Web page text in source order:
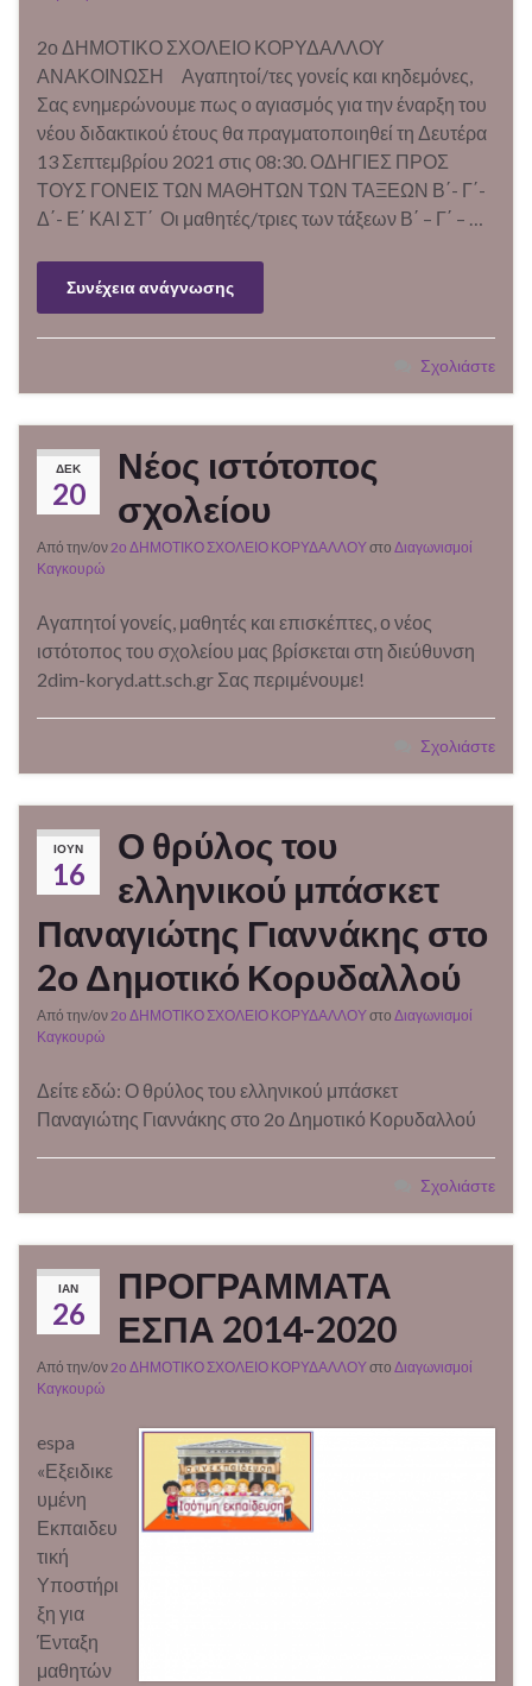
2ο ΔΗΜΟΤΙΚΟ ΣΧΟΛΕΙΟ ΚΟΡΥΔΑΛΛΟΥ
ΑΝΑΚΟΙΝΩΣΗ Αγαπητοί/τες γονείς και κηδεμόνες,
Σας ενημερώνουμε πως ο αγιασμός για την έναρξη του
νέου διδακτικού έτους θα πραγματοποιηθεί τη Δευτέρα
13 Σεπτεμβρίου 2021 στις 08:30. ΟΔΗΓΙΕΣ ΠΡΟΣ
ΤΟΥΣ ΓΟΝΕΙΣ ΤΩΝ ΜΑΘΗΤΩΝ ΤΩΝ ΤΑΞΕΩΝ Β΄- Γ΄-
Δ΄- Ε΄ ΚΑΙ ΣΤ΄ Οι μαθητές/τριες των τάξεων Β΄ – Γ΄ – …
Συνέχεια ανάγνωσης
Σχολιάστε
ΔΕΚ
20
Νέος ιστότοπος
σχολείου
Από την/ον2ο ΔΗΜΟΤΙΚΟ ΣΧΟΛΕΙΟ ΚΟΡΥΔΑΛΛΟΥστο Διαγωνισμοί
Καγκουρώ
Αγαπητοί γονείς, μαθητές και επισκέπτες, ο νέος
ιστότοπος του σχολείου μας βρίσκεται στη διεύθυνση
2dim-koryd.att.sch.gr Σας περιμένουμε!
Σχολιάστε
ΙΟΎΝ
16
Ο θρύλος του
ελληνικού μπάσκετ
Παναγιώτης Γιαννάκης στο
2ο Δημοτικό Κορυδαλλού
Από την/ον2ο ΔΗΜΟΤΙΚΟ ΣΧΟΛΕΙΟ ΚΟΡΥΔΑΛΛΟΥστο Διαγωνισμοί
Καγκουρώ
Δείτε εδώ: Ο θρύλος του ελληνικού μπάσκετ
Παναγιώτης Γιαννάκης στο 2ο Δημοτικό Κορυδαλλού
Σχολιάστε
ΙΑΝ
26
ΠΡΟΓΡΑΜΜΑΤΑ
ΕΣΠΑ 2014-2020
Από την/ον2ο ΔΗΜΟΤΙΚΟ ΣΧΟΛΕΙΟ ΚΟΡΥΔΑΛΛΟΥστο Διαγωνισμοί
Καγκουρώ
espa
«Εξειδικε
υμένη
Εκπαιδευ
τική
Υποστήρι
ξη για
Ένταξη
μαθητών